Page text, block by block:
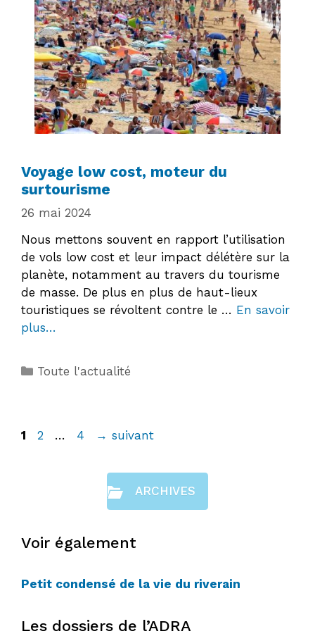
Voyage low cost, moteur du
surtourisme
26 mai 2024
Nous mettons souvent en rapport l’utilisation
de vols low cost et leur impact délétère sur la
planète, notamment au travers du tourisme
de masse. De plus en plus de haut-lieux
touristiques se révoltent contre le … En savoir
plus…
Catégories
Toute l'actualité
Page
1 Page
2 … Page
4 → suivant
ARCHIVES
Voir également
Petit condensé de la vie du riverain
Les dossiers de l’ADRA